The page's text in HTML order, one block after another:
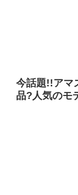
今話題!!アマ
品?人気のモ